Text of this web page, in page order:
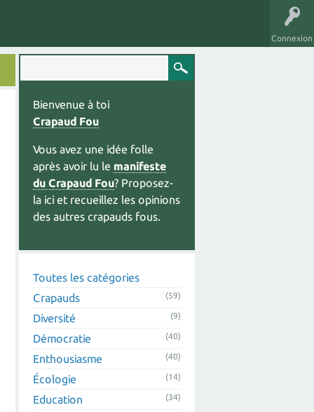
Connexion
Bienvenue à toi
Crapaud Fou
Vous avez une idée folle
après avoir lu le manifeste
du Crapaud Fou? Proposez-
la ici et recueillez les opinions
des autres crapauds fous.
Toutes les catégories
Crapauds
(59)
Diversité (9)
Démocratie (40)
Enthousiasme (40)
Écologie (14)
Education (34)